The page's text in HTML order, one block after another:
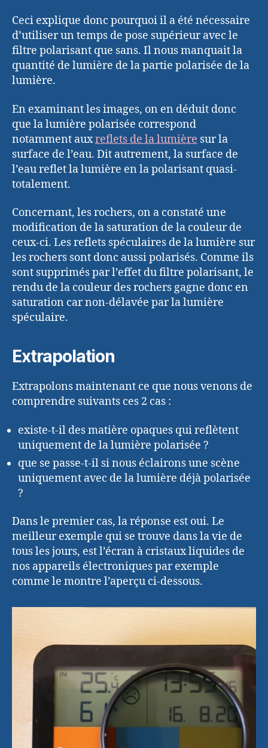
Ceci explique donc pourquoi il a été nécessaire
d’utiliser un temps de pose supérieur avec le
filtre polarisant que sans. Il nous manquait la
quantité de lumière de la partie polarisée de la
lumière.
En examinant les images, on en déduit donc
que la lumière polarisée correspond
notamment auxreflets de la lumière sur la
surface de l’eau. Dit autrement, la surface de
l’eau reflet la lumière en la polarisant quasi-
totalement.
Concernant, les rochers, on a constaté une
modification de la saturation de la couleur de
ceux-ci. Les reflets spéculaires de la lumière sur
les rochers sont donc aussi polarisés. Comme ils
sont supprimés par l’effet du filtre polarisant, le
rendu de la couleur des rochers gagne donc en
saturation car non-délavée par la lumière
spéculaire.
Extrapolation
Extrapolons maintenant ce que nous venons de
comprendre suivants ces 2 cas :
existe-t-il des matière opaques qui reflètent
uniquement de la lumière polarisée ?
que se passe-t-il si nous éclairons une scène
uniquement avec de la lumière déjà polarisée
?
Dans le premier cas, la réponse est oui. Le
meilleur exemple qui se trouve dans la vie de
tous les jours, est l’écran à cristaux liquides de
nos appareils électroniques par exemple
comme le montre l’aperçu ci-dessous.